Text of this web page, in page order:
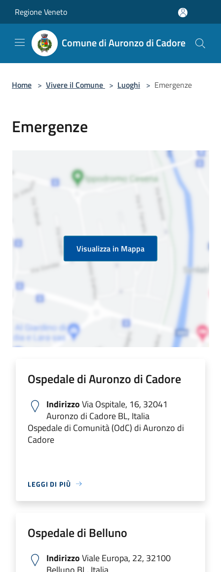
Regione Veneto
Comune di Auronzo di Cadore
Home > Vivere il Comune > Luoghi > Emergenze
Emergenze
Visualizza in Mappa
Ospedale di Auronzo di Cadore
IndirizzoVia Ospitale, 16, 32041
Auronzo di Cadore BL, Italia
Ospedale di Comunità (OdC) di Auronzo di
Cadore
LEGGI DI PIÙ
Ospedale di Belluno
IndirizzoViale Europa, 22, 32100